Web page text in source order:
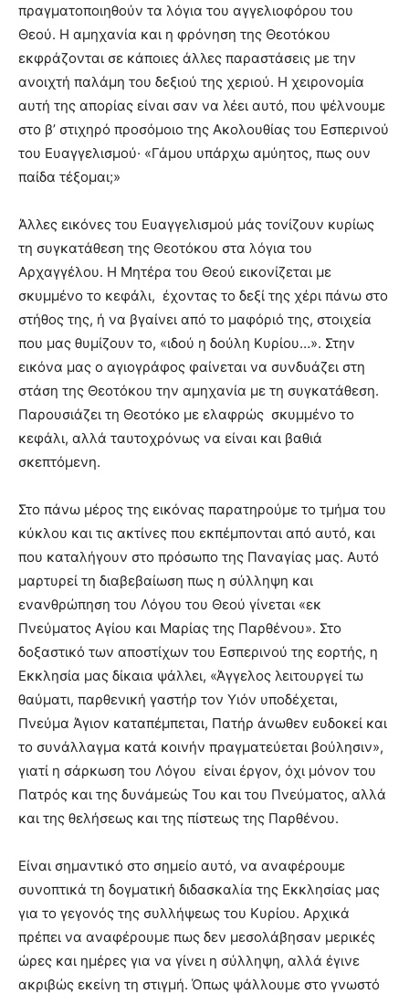
πραγματοποιηθούν τα λόγια του αγγελιοφόρου του
Θεού. Η αμηχανία και η φρόνηση της Θεοτόκου
εκφράζονται σε κάποιες άλλες παραστάσεις με την
ανοιχτή παλάμη του δεξιού της χεριού. Η χειρονομία
αυτή της απορίας είναι σαν να λέει αυτό, που ψέλνουμε
στο β’ στιχηρό προσόμοιο της Ακολουθίας του Εσπερινού
του Ευαγγελισμού· «Γάμου υπάρχω αμύητος, πως ουν
παίδα τέξομαι;»
Άλλες εικόνες του Ευαγγελισμού μάς τονίζουν κυρίως
τη συγκατάθεση της Θεοτόκου στα λόγια του
Αρχαγγέλου. Η Μητέρα του Θεού εικονίζεται με
σκυμμένο το κεφάλι, έχοντας το δεξί της χέρι πάνω στο
στήθος της, ή να βγαίνει από το μαφόριό της, στοιχεία
που μας θυμίζουν το, «ιδού η δούλη Κυρίου…». Στην
εικόνα μας ο αγιογράφος φαίνεται να συνδυάζει στη
στάση της Θεοτόκου την αμηχανία με τη συγκατάθεση.
Παρουσιάζει τη Θεοτόκο με ελαφρώς σκυμμένο το
κεφάλι, αλλά ταυτοχρόνως να είναι και βαθιά
σκεπτόμενη.
Στο πάνω μέρος της εικόνας παρατηρούμε το τμήμα του
κύκλου και τις ακτίνες που εκπέμπονται από αυτό, και
που καταλήγουν στο πρόσωπο της Παναγίας μας. Αυτό
μαρτυρεί τη διαβεβαίωση πως η σύλληψη και
ενανθρώπηση του Λόγου του Θεού γίνεται «εκ
Πνεύματος Αγίου και Μαρίας της Παρθένου». Στο
δοξαστικό των αποστίχων του Εσπερινού της εορτής, η
Εκκλησία μας δίκαια ψάλλει, «Άγγελος λειτουργεί τω
θαύματι, παρθενική γαστήρ τον Υιόν υποδέχεται,
Πνεύμα Άγιον καταπέμπεται, Πατήρ άνωθεν ευδοκεί και
το συνάλλαγμα κατά κοινήν πραγματεύεται βούλησιν»,
γιατί η σάρκωση του Λόγου είναι έργον, όχι μόνον του
Πατρός και της δυνάμεώς Του και του Πνεύματος, αλλά
και της θελήσεως και της πίστεως της Παρθένου.
Είναι σημαντικό στο σημείο αυτό, να αναφέρουμε
συνοπτικά τη δογματική διδασκαλία της Εκκλησίας μας
για το γεγονός της συλλήψεως του Κυρίου. Αρχικά
πρέπει να αναφέρουμε πως δεν μεσολάβησαν μερικές
ώρες και ημέρες για να γίνει η σύλληψη, αλλά έγινε
ακριβώς εκείνη τη στιγμή. Όπως ψάλλουμε στο γνωστό